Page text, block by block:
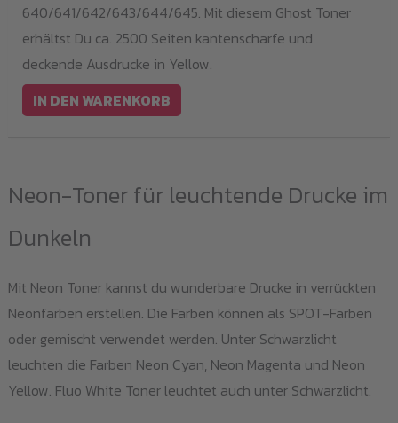
640/641/642/643/644/645. Mit diesem Ghost Toner
erhältst Du ca. 2500 Seiten kantenscharfe und
deckende Ausdrucke in Yellow.
IN DEN WARENKORB
Neon-Toner für leuchtende Drucke im
Dunkeln
Mit Neon Toner kannst du wunderbare Drucke in verrückten
Neonfarben erstellen. Die Farben können als SPOT-Farben
oder gemischt verwendet werden. Unter Schwarzlicht
leuchten die Farben Neon Cyan, Neon Magenta und Neon
Yellow. Fluo White Toner leuchtet auch unter Schwarzlicht.